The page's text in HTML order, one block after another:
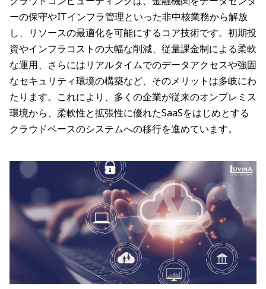
ーの保守やITインフラ管理といった非中核業務から解放
し、リソースの最適化を可能にするコア技術です。初期投
資やインフラコストの大幅な削減、従量課金制による柔軟
な運用、さらにはリアルタイムでのデータアクセスや強固
なセキュリティ環境の構築など、そのメリットは多岐にわ
たります。これにより、多くの企業が従来のオンプレミス
環境から、柔軟性と拡張性に優れたSaaSをはじめとする
クラウドベースのシステムへの移行を進めています。